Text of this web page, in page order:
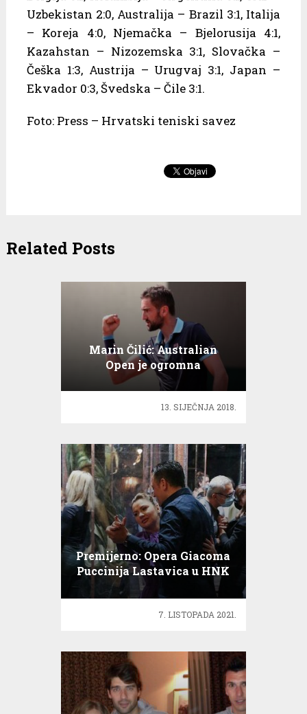
Uzbekistan 2:0, Australija – Brazil 3:1, Italija
– Koreja 4:0, Njemačka – Bjelorusija 4:1,
Kazahstan – Nizozemska 3:1, Slovačka –
Češka 1:3, Austrija – Urugvaj 3:1, Japan –
Ekvador 0:3, Švedska – Čile 3:1.
Foto: Press – Hrvatski teniski savez
Related Posts
Marin Čilić: Australian
Open je ogromna
motivacija za mene
13. SIJEČNJA 2018.
Premijerno: Opera Giacoma
Puccinija Lastavica u HNK
Zagreb
7. LISTOPADA 2021.